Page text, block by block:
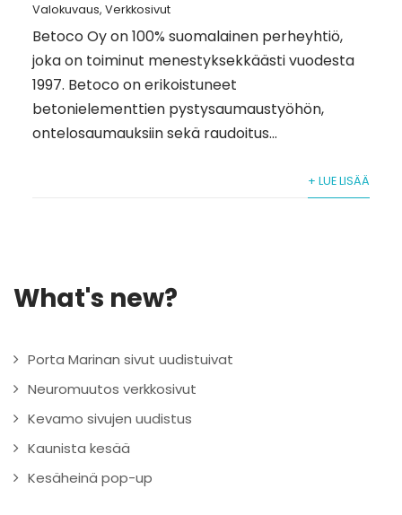
Valokuvaus, Verkkosivut
Betoco Oy on 100% suomalainen perheyhtiö,
joka on toiminut menestyksekkäästi vuodesta
1997. Betoco on erikoistuneet
betonielementtien pystysaumaustyöhön,
ontelosaumauksiin sekä raudoitus...
+ LUE LISÄÄ
What's new?
Porta Marinan sivut uudistuivat
Neuromuutos verkkosivut
Kevamo sivujen uudistus
Kaunista kesää
Kesäheinä pop-up